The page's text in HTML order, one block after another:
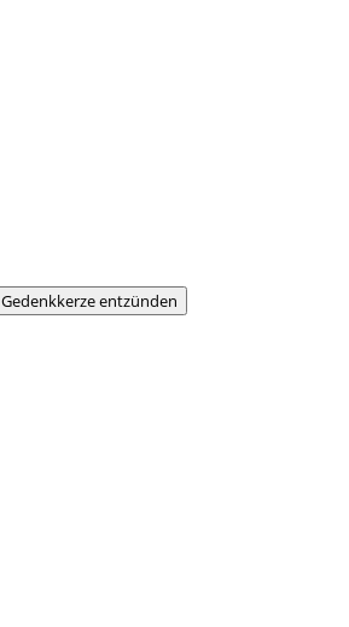
Gedenkkerze entzünden